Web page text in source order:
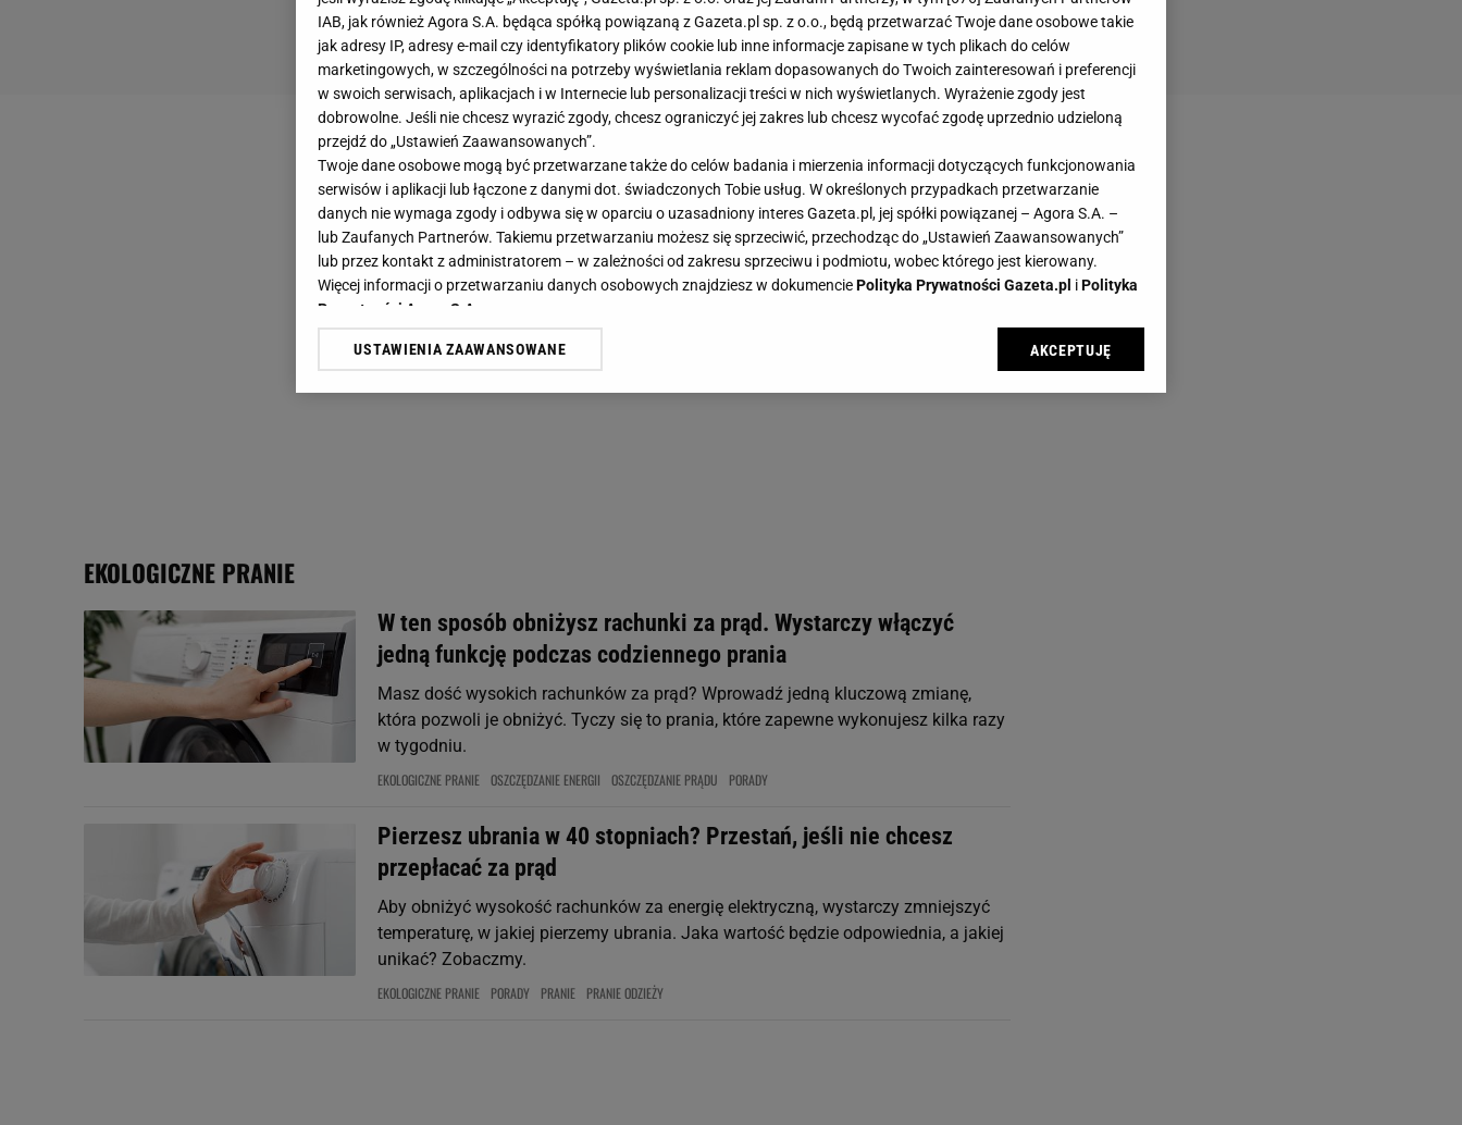
EKOLOGICZNE PRANIE
W ten sposób obniżysz rachunki za prąd. Wystarczy włączyć
jedną funkcję podczas codziennego prania
Masz dość wysokich rachunków za prąd? Wprowadź jedną kluczową zmianę,
która pozwoli je obniżyć. Tyczy się to prania, które zapewne wykonujesz kilka razy
w tygodniu.
EKOLOGICZNE PRANIE OSZCZĘDZANIE ENERGII OSZCZĘDZANIE PRĄDU PORADY
Pierzesz ubrania w 40 stopniach? Przestań, jeśli nie chcesz
przepłacać za prąd
Aby obniżyć wysokość rachunków za energię elektryczną, wystarczy zmniejszyć
temperaturę, w jakiej pierzemy ubrania. Jaka wartość będzie odpowiednia, a jakiej
unikać? Zobaczmy.
EKOLOGICZNE PRANIE PORADY PRANIE PRANIE ODZIEŻY
IAB, jak również Agora S.A. będąca spółką powiązaną z Gazeta.pl sp. z o.o., będą przetwarzać Twoje dane osobowe takie
jak adresy IP, adresy e-mail czy identyfikatory plików cookie lub inne informacje zapisane w tych plikach do celów
marketingowych, w szczególności na potrzeby wyświetlania reklam dopasowanych do Twoich zainteresowań i preferencji
w swoich serwisach, aplikacjach i w Internecie lub personalizacji treści w nich wyświetlanych. Wyrażenie zgody jest
dobrowolne. Jeśli nie chcesz wyrazić zgody, chcesz ograniczyć jej zakres lub chcesz wycofać zgodę uprzednio udzieloną
przejdź do „Ustawień Zaawansowanych”.
Twoje dane osobowe mogą być przetwarzane także do celów badania i mierzenia informacji dotyczących funkcjonowania
serwisów i aplikacji lub łączone z danymi dot. świadczonych Tobie usług. W określonych przypadkach przetwarzanie
danych nie wymaga zgody i odbywa się w oparciu o uzasadniony interes Gazeta.pl, jej spółki powiązanej – Agora S.A. –
lub Zaufanych Partnerów. Takiemu przetwarzaniu możesz się sprzeciwić, przechodząc do „Ustawień Zaawansowanych”
lub przez kontakt z administratorem – w zależności od zakresu sprzeciwu i podmiotu, wobec którego jest kierowany.
Więcej informacji o przetwarzaniu danych osobowych znajdziesz w dokumenciePolityka Prywatności Gazeta.pl iPolityka
Prywatności Agora S.A.
Klikając „Akceptuję” wyrażasz też zgodę na zainstalowanie i przechowywanie plików cookie Gazeta.pl sp. z o.o., jej
USTAWIENIA ZAAWANSOWANE AKCEPTUJĘ